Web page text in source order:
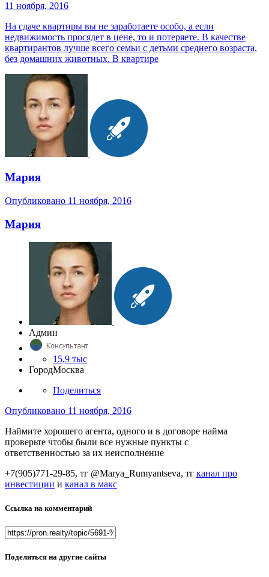
11 ноября, 2016
На сдаче квартиры вы не заработаете особо, а если
недвижимость просядет в цене, то и потеряете. В качестве
квартирантов лучше всего семьи с детьми среднего возраста,
без домашних животных. В квартире
Мария
Опубликовано 11 ноября, 2016
Мария
Админ
15,9 тыс
ГородМосква
Поделиться
Опубликовано 11 ноября, 2016
Наймите хорошего агента, одного и в договоре найма
проверьте чтобы были все нужные пункты с
ответственностью за их неисполнение
+7(905)771-29-85, тг @Marya_Rumyantseva, тг канал про
инвестиции и канал в макс
Ссылка на комментарий
Поделиться на другие сайты